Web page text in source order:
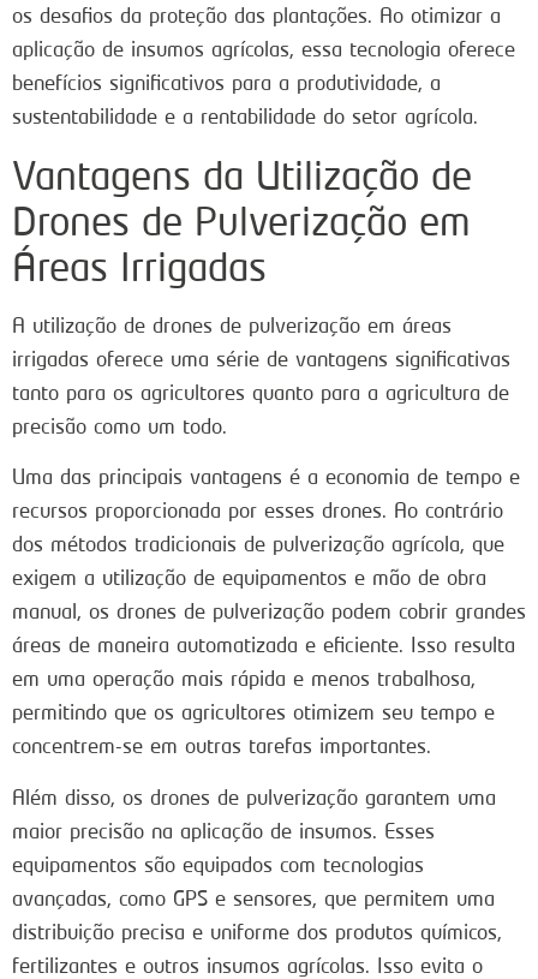
os desafios da proteção das plantações. Ao otimizar a
aplicação de insumos agrícolas, essa tecnologia oferece
benefícios significativos para a produtividade, a
sustentabilidade e a rentabilidade do setor agrícola.
Vantagens da Utilização de
Drones de Pulverização em
Áreas Irrigadas
A utilização de drones de pulverização em áreas
irrigadas oferece uma série de vantagens significativas
tanto para os agricultores quanto para a agricultura de
precisão como um todo.
Uma das principais vantagens é a economia de tempo e
recursos proporcionada por esses drones. Ao contrário
dos métodos tradicionais de pulverização agrícola, que
exigem a utilização de equipamentos e mão de obra
manual, os drones de pulverização podem cobrir grandes
áreas de maneira automatizada e eficiente. Isso resulta
em uma operação mais rápida e menos trabalhosa,
permitindo que os agricultores otimizem seu tempo e
concentrem-se em outras tarefas importantes.
Além disso, os drones de pulverização garantem uma
maior precisão na aplicação de insumos. Esses
equipamentos são equipados com tecnologias
avançadas, como GPS e sensores, que permitem uma
distribuição precisa e uniforme dos produtos químicos,
fertilizantes e outros insumos agrícolas. Isso evita o